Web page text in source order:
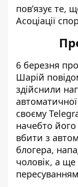
пов’язує те,
Асоціації
6 березня
Шарій
здійснили
своєму
начебто
вбити з
блогера,
чоловік, а ще